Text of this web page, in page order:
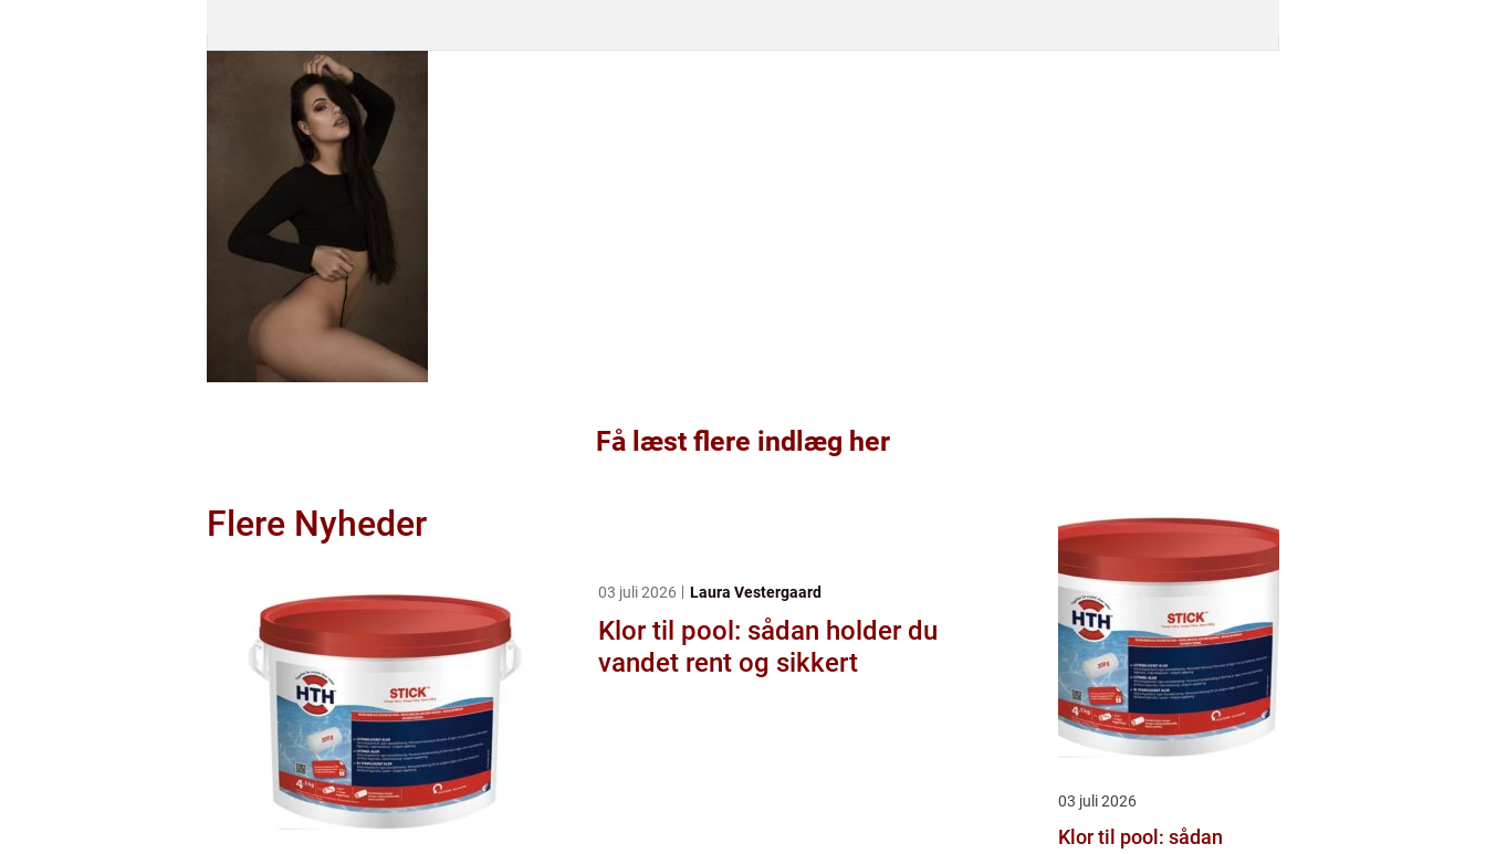
Få læst flere indlæg her
Flere Nyheder
03 juli 2026 Laura Vestergaard
Klor til pool: sådan holder du
vandet rent og sikkert
03 juli 2026
Klor til pool: sådan